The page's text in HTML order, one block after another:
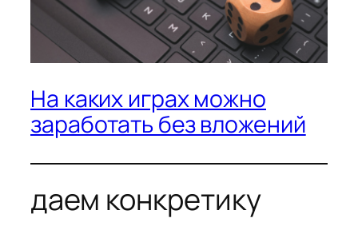
На каких играх можно
заработать без вложений
даем конкретику